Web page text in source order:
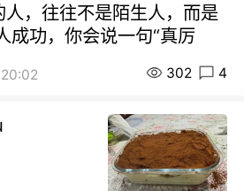
，往往不是陌生人，而是
成功，你会说一句“真厉
302 4